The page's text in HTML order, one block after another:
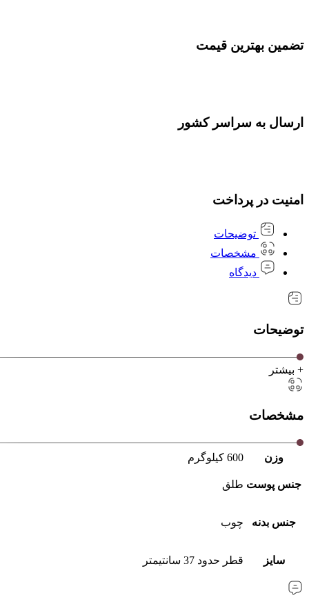
تضمین بهترین قیمت
ارسال به سراسر کشور
امنیت در پرداخت
توضیحات
مشخصات
دیدگاه
توضیحات
+ بیشتر
مشخصات
وزن 600 کیلوگرم
جنس پوست طلق
جنس بدنه چوب
سایز قطر حدود 37 سانتیمتر